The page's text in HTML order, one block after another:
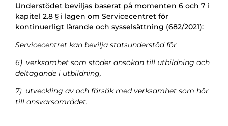
Understödet beviljas baserat på momenten 6 och 7 i
kapitel 2.8 § i lagen om Servicecentret för
kontinuerligt lärande och sysselsättning (682/2021):
Servicecentret kan bevilja statsunderstöd för
6) verksamhet som stöder ansökan till utbildning och
deltagande i utbildning,
7) utveckling av och försök med verksamhet som hör
till ansvarsområdet.